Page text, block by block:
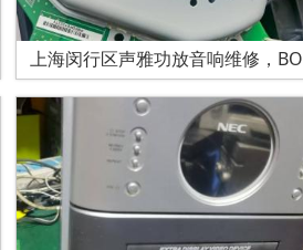
上海闵行区声雅功放音响维修，BO